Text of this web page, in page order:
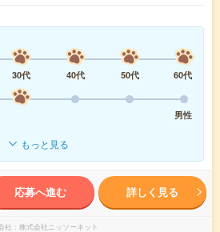
30代 40代 50代
60代
男性
もっと見る
応募へ進む 詳しく見る
社 株式会社ニッソーネット